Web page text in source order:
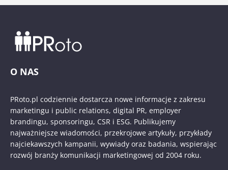
O NAS
PRoto.pl codziennie dostarcza nowe informacje z zakresu
marketingu i public relations, digital PR, employer
brandingu, sponsoringu, CSR i ESG. Publikujemy
najważniejsze wiadomości, przekrojowe artykuły, przykłady
najciekawszych kampanii, wywiady oraz badania, wspierając
rozwój branży komunikacji marketingowej od 2004 roku.